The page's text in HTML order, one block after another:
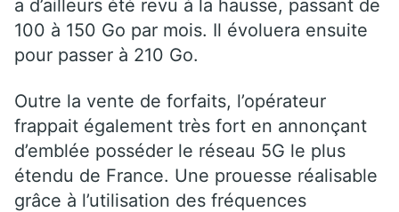
a d’ailleurs été revu à la hausse, passant de
100 à 150 Go par mois. Il évoluera ensuite
pour passer à 210 Go.
Outre la vente de forfaits, l’opérateur
frappait également très fort en annonçant
d’emblée posséder le réseau 5G le plus
étendu de France. Une prouesse réalisable
grâce à l’utilisation des fréquences